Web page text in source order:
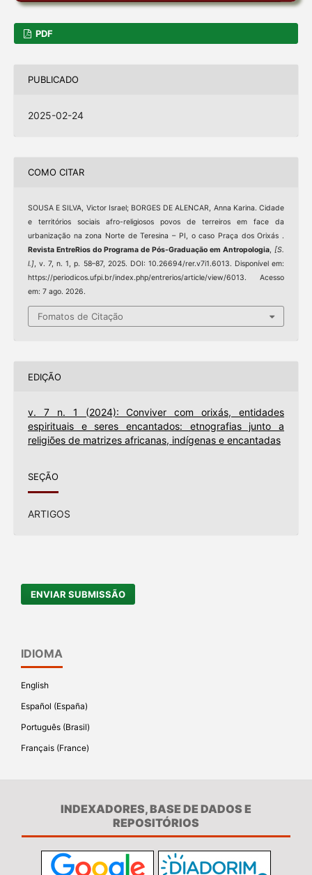
PDF
PUBLICADO
2025-02-24
COMO CITAR
SOUSA E SILVA, Victor Israel; BORGES DE ALENCAR, Anna Karina. Cidade
e territórios sociais afro-religiosos povos de terreiros em face da
urbanização na zona Norte de Teresina – PI, o caso Praça dos Orixás .
Revista EntreRios do Programa de Pós-Graduação em Antropologia,[S.
l.], v. 7, n. 1, p. 58–87, 2025. DOI: 10.26694/rer.v7i1.6013. Disponível em:
https://periodicos.ufpi.br/index.php/entrerios/article/view/6013. Acesso
em: 7 ago. 2026.
Fomatos de Citação
EDIÇÃO
v. 7 n. 1 (2024): Conviver com orixás, entidades
espirituais e seres encantados: etnografias junto a
religiões de matrizes africanas, indígenas e encantadas
SEÇÃO
ARTIGOS
ENVIAR SUBMISSÃO
IDIOMA
English
Español (España)
Português (Brasil)
Français (France)
INDEXADORES, BASE DE DADOS E
REPOSITÓRIOS